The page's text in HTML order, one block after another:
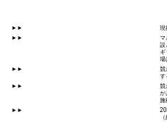
►►
現
►►
マ
設
ギ
場
►►
競
す
►►
競
が
施
►►